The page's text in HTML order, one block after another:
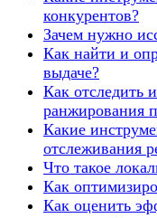
конкурентов?
Зачем нужно
Как найти и
выдаче?
Как отследить
ранжирования
Какие
отслеживания
Что такое
Как
Как оценить